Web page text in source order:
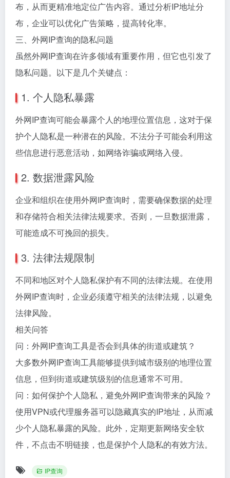
布，从而更精准地定位广告内容。通过分析IP地址分
布，企业可以优化广告策略，提高转化率。
三、外网IP查询的隐私问题
虽然外网IP查询在许多领域有重要作用，但它也引发了
隐私问题。以下是几个关键点：
1. 个人隐私暴露
外网IP查询可能会暴露个人的地理位置信息，这对于保
护个人隐私是一种潜在的风险。不法分子可能会利用这
些信息进行恶意活动，如网络诈骗或网络入侵。
2. 数据泄露风险
企业和组织在使用外网IP查询时，需要确保数据的处理
和存储符合相关法律法规要求。否则，一旦数据泄露，
可能造成不可挽回的损失。
3. 法律法规限制
不同和地区对个人隐私保护有不同的法律法规。在使用
外网IP查询时，企业必须遵守相关的法律法规，以避免
法律风险。
相关问答
问：外网IP查询工具是否会到具体的街道或建筑？
大多数外网IP查询工具能够提供到城市级别的地理位置
信息，但到街道或建筑级别的信息通常不可用。
问：如何保护个人隐私，避免外网IP查询带来的风险？
使用VPN或代理服务器可以隐藏真实的IP地址，从而减
少个人隐私暴露的风险。此外，定期更新网络安全软
件，不点击不明链接，也是保护个人隐私的有效方法。
IP查询